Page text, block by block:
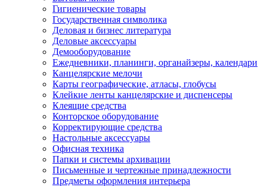
Гигиенические товары
Государственная символика
Деловая и бизнес литература
Деловые аксессуары
Демооборудование
Ежедневники, планинги, органайзеры, календари
Канцелярские мелочи
Карты географические, атласы, глобусы
Клейкие ленты канцелярские и диспенсеры
Клеящие средства
Конторское оборудование
Корректирующие средства
Настольные аксессуары
Офисная техника
Папки и системы архивации
Письменные и чертежные принадлежности
Предметы оформления интерьера